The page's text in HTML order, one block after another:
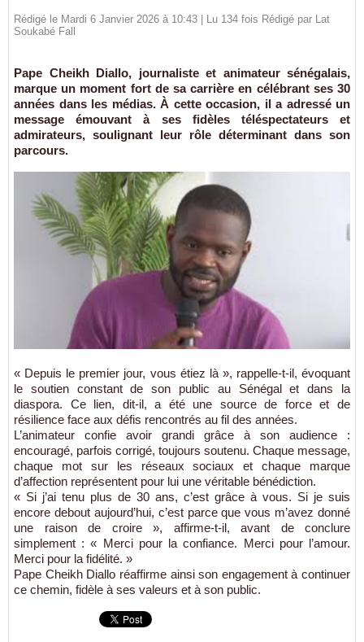
Rédigé le Mardi 6 Janvier 2026 à 10:43 | Lu 134 fois Rédigé par Lat
Soukabé Fall
Pape Cheikh Diallo, journaliste et animateur sénégalais,
marque un moment fort de sa carrière en célébrant ses 30
années dans les médias. À cette occasion, il a adressé un
message émouvant à ses fidèles téléspectateurs et
admirateurs, soulignant leur rôle déterminant dans son
parcours.
« Depuis le premier jour, vous étiez là », rappelle-t-il, évoquant
le soutien constant de son public au Sénégal et dans la
diaspora. Ce lien, dit-il, a été une source de force et de
résilience face aux défis rencontrés au fil des années.
L’animateur confie avoir grandi grâce à son audience :
encouragé, parfois corrigé, toujours soutenu. Chaque message,
chaque mot sur les réseaux sociaux et chaque marque
d’affection représentent pour lui une véritable bénédiction.
« Si j’ai tenu plus de 30 ans, c’est grâce à vous. Si je suis
encore debout aujourd’hui, c’est parce que vous m’avez donné
une raison de croire », affirme-t-il, avant de conclure
simplement : « Merci pour la confiance. Merci pour l’amour.
Merci pour la fidélité. »
Pape Cheikh Diallo réaffirme ainsi son engagement à continuer
ce chemin, fidèle à ses valeurs et à son public.